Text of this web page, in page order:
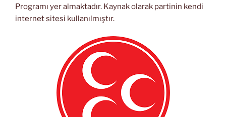
Programı yer almaktadır. Kaynak olarak partinin kendi
internet sitesi kullanılmıştır.